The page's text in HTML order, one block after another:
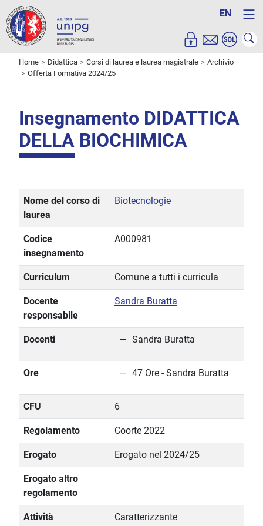
EN
Home Didattica Corsi di laurea e laurea magistrale
Archivio
Offerta Formativa 2024/25
Insegnamento DIDATTICA
DELLA BIOCHIMICA
Nome del corso di
laurea
Biotecnologie
Codice
insegnamento
A000981
Curriculum Comune a tutti i curricula
Docente
responsabile
Sandra Buratta
Docenti Sandra Buratta
Ore 47 Ore - Sandra Buratta
CFU 6
Regolamento Coorte 2022
Erogato Erogato nel 2024/25
Erogato altro
regolamento
Attività Caratterizzante